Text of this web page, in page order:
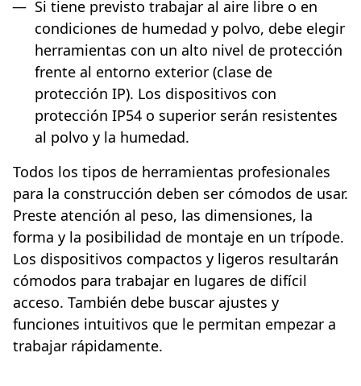
Si tiene previsto trabajar al aire libre o en
condiciones de humedad y polvo, debe elegir
herramientas con un alto nivel de protección
frente al entorno exterior (clase de
protección IP). Los dispositivos con
protección IP54 o superior serán resistentes
al polvo y la humedad.
Todos los tipos de herramientas profesionales
para la construcción deben ser cómodos de usar.
Preste atención al peso, las dimensiones, la
forma y la posibilidad de montaje en un trípode.
Los dispositivos compactos y ligeros resultarán
cómodos para trabajar en lugares de difícil
acceso. También debe buscar ajustes y
funciones intuitivos que le permitan empezar a
trabajar rápidamente.